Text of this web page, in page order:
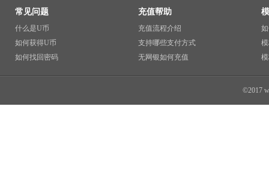
常见问题
什么是U币
如何获得U币
如何找回密码
充值帮助
充值流程介绍
支持哪些支付方式
无网银如何充值
©2017